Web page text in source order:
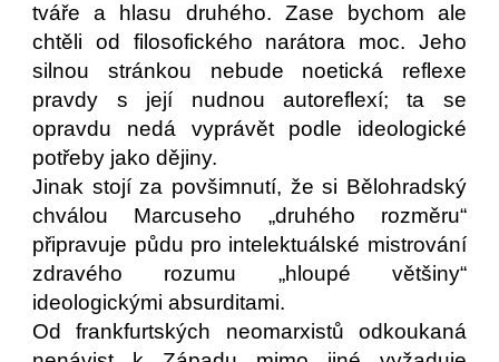
tváře a hlasu druhého. Zase bychom ale
chtěli od filosofického narátora moc. Jeho
silnou stránkou nebude noetická reflexe
pravdy s její nudnou autoreflexí; ta se
opravdu nedá vyprávět podle ideologické
potřeby jako dějiny.
Jinak stojí za povšimnutí, že si Bělohradský
chválou Marcuseho „druhého rozměru“
připravuje půdu pro intelektuálské mistrování
zdravého rozumu „hloupé většiny“
ideologickými absurditami.
Od frankfurtských neomarxistů odkoukaná